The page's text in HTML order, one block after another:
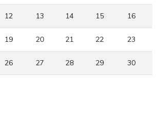
12 13 14 15 16
19 20 21 22 23
26 27 28 29 30